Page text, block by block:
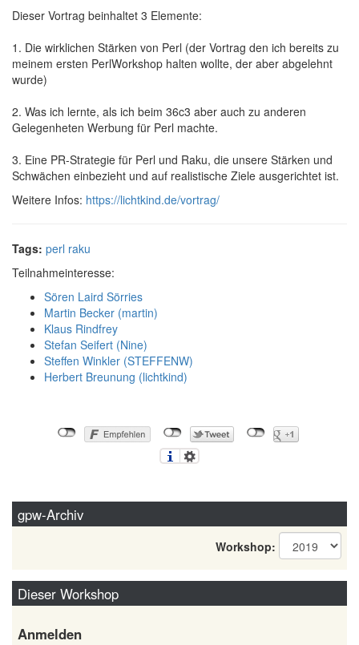
Dieser Vortrag beinhaltet 3 Elemente:
1. Die wirklichen Stärken von Perl (der Vortrag den ich bereits zu
meinem ersten PerlWorkshop halten wollte, der aber abgelehnt
wurde)
2. Was ich lernte, als ich beim 36c3 aber auch zu anderen
Gelegenheten Werbung für Perl machte.
3. Eine PR-Strategie für Perl und Raku, die unsere Stärken und
Schwächen einbezieht und auf realistische Ziele ausgerichtet ist.
Weitere Infos: https://lichtkind.de/vortrag/
Tags: perl raku
Teilnahmeinteresse:
Sören Laird Sörries
Martin Becker (‎martin‎)
Klaus Rindfrey
Stefan Seifert (‎Nine‎)
Steffen Winkler (‎STEFFENW‎)
Herbert Breunung (‎lichtkind‎)
gpw-Archiv
Workshop:
Dieser Workshop
Anmelden